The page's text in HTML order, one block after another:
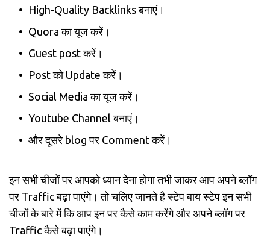
High-Quality Backlinks बनाएं।
Quora का यूज करें।
Guest post करें।
Post को Update करें।
Social Media का यूज करें।
Youtube Channel बनाएं।
और दूसरे blog पर Comment करें।
इन सभी चीजों पर आपको ध्यान देना होगा तभी जाकर आप अपने ब्लॉग
पर Traffic बढ़ा पाएंगे। तो चलिए जानते है स्टेप बाय स्टेप इन सभी
चीजों के बारे में कि आप इन पर कैसे काम करेंगे और अपने ब्लॉग पर
Traffic कैसे बढ़ा पाएंगे।